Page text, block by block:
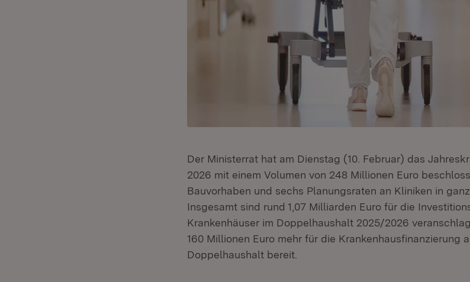
Der Ministerrat hat am Dienstag (10. Februar) das
2026 mit einem Volumen von 248 Millionen Euro
Bauvorhaben und sechs Planungsraten an Kliniken in
Insgesamt sind rund 1,07 Milliarden Euro für die
Krankenhäuser im Doppelhaushalt 2025/2026
160 Millionen Euro mehr für die Krankenhausfinanzierung
Doppelhaushalt bereit.